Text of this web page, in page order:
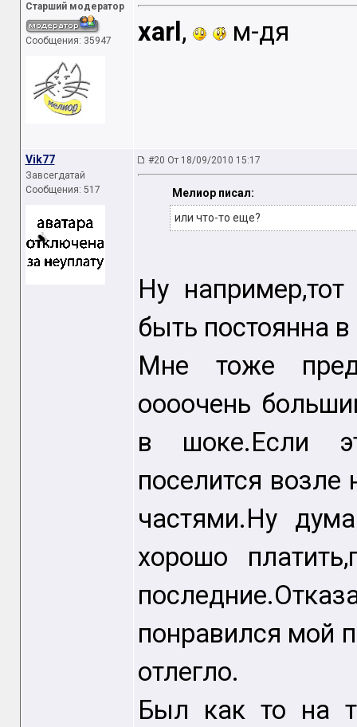
Старший модератор
Сообщения: 35947 xarl , м-дя
Vik77
Завсегдатай
Сообщения: 517
#20 От 18/09/2010 15:17
Мелиор писал:
или что-то еще?
Ну
быть постоянна
Мне тоже
оооочень
в шоке.Если
поселится возле
частями.Ну
хорошо
понравился мой
отлегло.
Был как то на